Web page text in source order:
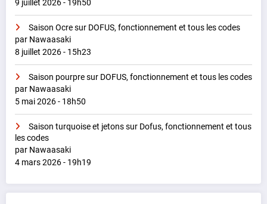
9 juillet 2026 - 19h50
Saison Ocre sur DOFUS, fonctionnement et tous les codes
par Nawaasaki
8 juillet 2026 - 15h23
Saison pourpre sur DOFUS, fonctionnement et tous les codes
par Nawaasaki
5 mai 2026 - 18h50
Saison turquoise et jetons sur Dofus, fonctionnement et tous
les codes
par Nawaasaki
4 mars 2026 - 19h19